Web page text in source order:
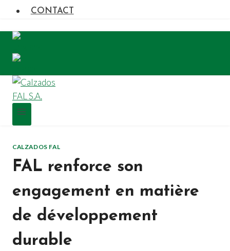
CONTACT
CALZADOS FAL
FAL renforce son
engagement en matière
de développement
durable